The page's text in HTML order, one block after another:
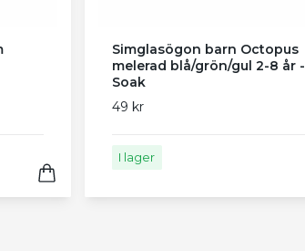
Simglasögon barn Octopus
melerad blå/grön/gul 2-8 år -
Soak
49 kr
I lager